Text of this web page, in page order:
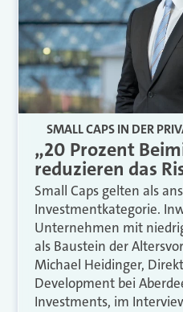
SMALL CAPS IN DER
„20 Prozent
reduzieren das
Small Caps gelten als
Investmentkategorie.
Unternehmen mit
als Baustein der
Michael Heidinger,
Development bei
Investments, im